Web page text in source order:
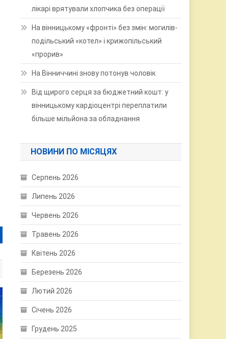
лікарі врятували хлопчика без операції
На вінницькому «фронті» без змін: могилів-
подільський «котел» і крижопільський
«прорив»
На Вінниччині знову потонув чоловік
Від щирого серця за бюджетний кошт: у
вінницькому кардіоцентрі переплатили
більше мільйона за обладнання
НОВИНИ ПО МІСЯЦЯХ
Серпень 2026
Липень 2026
Червень 2026
Травень 2026
Квітень 2026
Березень 2026
Лютий 2026
Січень 2026
Грудень 2025